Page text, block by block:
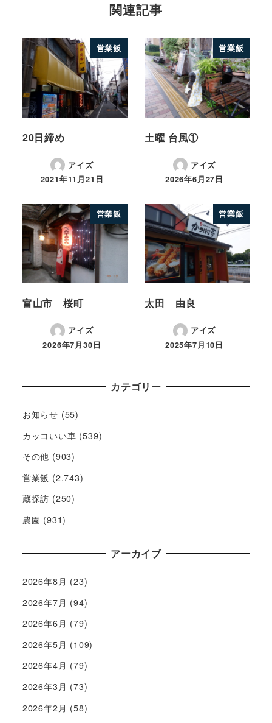
関連記事
営業飯
20日締め
アイズ
2021年11月21日
営業飯
土曜 台風①
アイズ
2026年6月27日
営業飯
富山市 桜町
アイズ
2026年7月30日
営業飯
太田 由良
アイズ
2025年7月10日
カテゴリー
お知らせ (55)
カッコいい車 (539)
その他 (903)
営業飯 (2,743)
蔵探訪 (250)
農園 (931)
アーカイブ
2026年8月 (23)
2026年7月 (94)
2026年6月 (79)
2026年5月 (109)
2026年4月 (79)
2026年3月 (73)
2026年2月 (58)